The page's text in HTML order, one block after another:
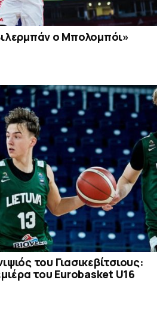
ο Μπολομπόι»
του Γιασικεβίτσιους:
του Eurobasket U16